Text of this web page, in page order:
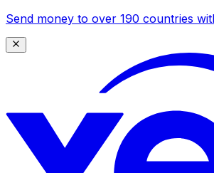
Send money to over 190 countries